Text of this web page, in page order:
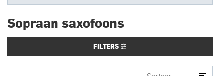
Sopraan saxofoons
FILTERS